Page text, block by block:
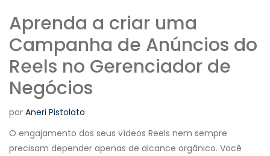
Aprenda a criar uma
Campanha de Anúncios do
Reels no Gerenciador de
Negócios
por Aneri Pistolato
O engajamento dos seus vídeos Reels nem sempre
precisam depender apenas de alcance orgânico. Você